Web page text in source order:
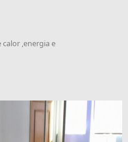
,energia e